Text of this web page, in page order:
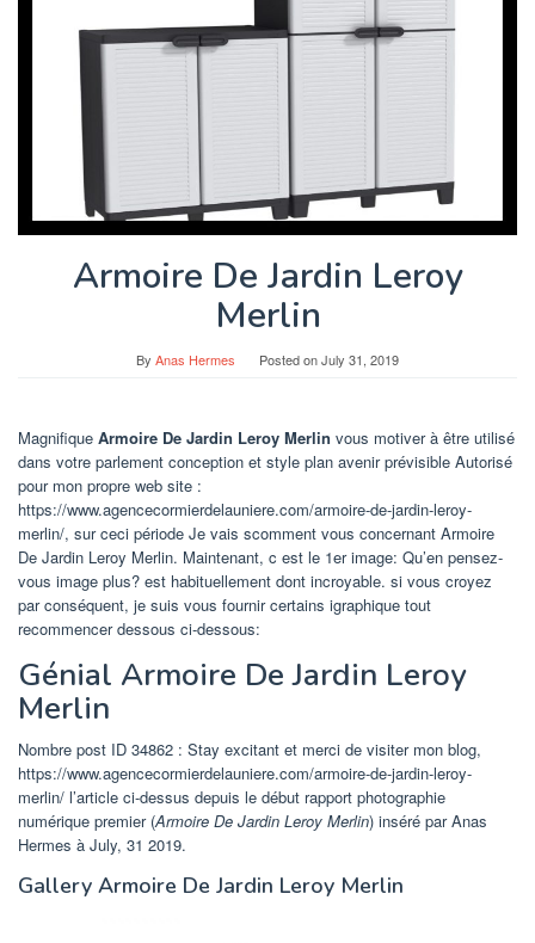
Armoire De Jardin Leroy
Merlin
By Anas Hermes Posted onJuly 31, 2019
Magnifique Armoire De Jardin Leroy Merlin vous motiver à être utilisé
dans votre parlement conception et style plan avenir prévisible Autorisé
pour mon propre web site :
https://www.agencecormierdelauniere.com/armoire-de-jardin-leroy-
merlin/, sur ceci période Je vais scomment vous concernant Armoire
De Jardin Leroy Merlin. Maintenant, c est le 1er image: Qu’en pensez-
vous image plus? est habituellement dont incroyable. si vous croyez
par conséquent, je suis vous fournir certains igraphique tout
recommencer dessous ci-dessous:
Génial Armoire De Jardin Leroy
Merlin
Nombre post ID 34862 : Stay excitant et merci de visiter mon blog,
https://www.agencecormierdelauniere.com/armoire-de-jardin-leroy-
merlin/ l’article ci-dessus depuis le début rapport photographie
numérique premier (Armoire De Jardin Leroy Merlin) inséré par Anas
Hermes à July, 31 2019.
Gallery Armoire De Jardin Leroy Merlin